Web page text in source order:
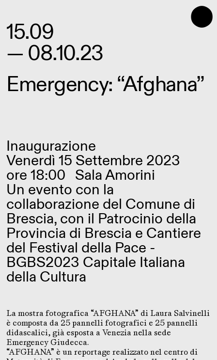
⬤
15.09
— 08.10.23
Emergency: “Afghana”
Inaugurazione
Venerdì 15 Settembre 2023
ore 18:00 Sala Amorini
Un evento con la
collaborazione del Comune di
Brescia, con il Patrocinio della
Provincia di Brescia e Cantiere
del Festival della Pace -
BGBS2023 Capitale Italiana
della Cultura
La mostra fotografica “AFGHANA” di Laura Salvinelli
è composta da 25 pannelli fotografici e 25 pannelli
didascalici, già esposta a Venezia nella sede
Emergency Giudecca.
“AFGHANA” è un reportage realizzato nel centro di